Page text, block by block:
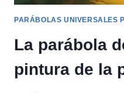
PARÁBOLAS UNIVERSALES
La parábola
pintura de la